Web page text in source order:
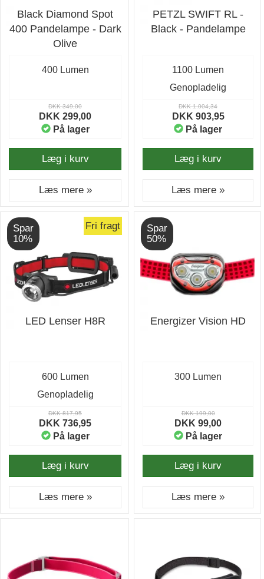
Black Diamond Spot
400 Pandelampe - Dark
Olive
400 Lumen
DKK 349,00
DKK 299,00
På lager
Læg i kurv
Læs mere »
PETZL SWIFT RL -
Black - Pandelampe
1100 Lumen
Genopladelig
DKK 1.004,34
DKK 903,95
På lager
Læg i kurv
Læs mere »
Spar
10%
Fri fragt
LED Lenser H8R
600 Lumen
Genopladelig
DKK 817,95
DKK 736,95
På lager
Læg i kurv
Læs mere »
Spar
50%
Energizer Vision HD
300 Lumen
DKK 199,00
DKK 99,00
På lager
Læg i kurv
Læs mere »